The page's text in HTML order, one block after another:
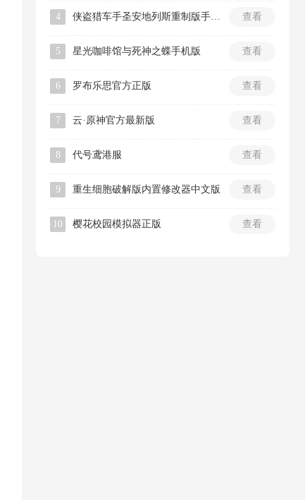
4 查看
侠盗猎车手圣安地列斯重制版手机版
5 查看
星光咖啡馆与死神之蝶手机版
6 查看
罗布乐思官方正版
7 查看
云·原神官方最新版
8 查看
代号鸢港服
9 查看
重生细胞破解版内置修改器中文版
10 查看
樱花校园模拟器正版